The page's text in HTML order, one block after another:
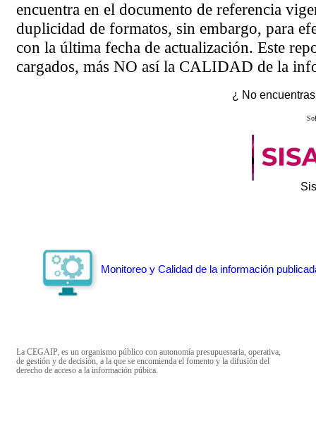
encuentra en el documento de referencia
duplicidad de formatos, sin embargo, para
con la última fecha de actualización. Este
cargados, más NO así la CALIDAD de la
¿ No
Monitoreo y Calidad de la información
La CEGAIP, es un organismo público con autonomía presupuestaria, operativa,
de gestión y de decisión, a la que se encomienda el fomento y la difusión del
derecho de acceso a la información púbica.